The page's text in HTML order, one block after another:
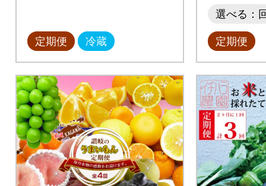
定期便 冷蔵
選べる：
定期便